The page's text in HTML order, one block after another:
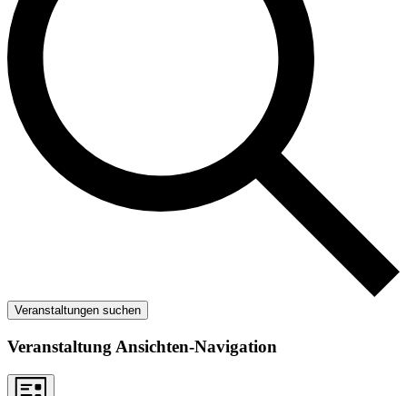
Veranstaltungen suchen
Veranstaltung Ansichten-Navigation